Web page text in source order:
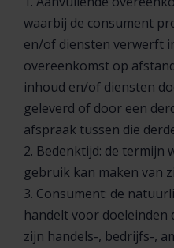
waarbij de consument
en/of diensten verwerft
overeenkomst op
inhoud en/of diensten
geleverd of door een
afspraak tussen die
2. Bedenktijd: de termijn
gebruik kan maken van
3. Consument: de
handelt voor doeleinden
zijn handels-, bedrijfs-,